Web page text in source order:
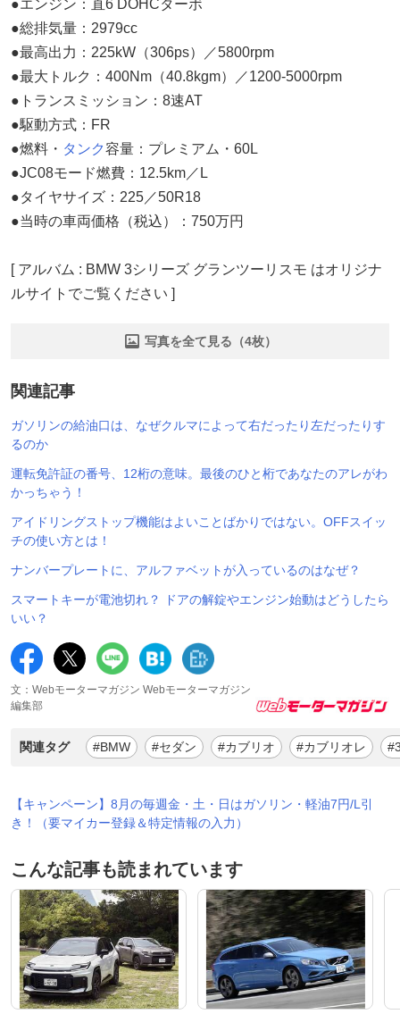
●エンジン：直6 DOHCターボ
●総排気量：2979cc
●最高出力：225kW（306ps）／5800rpm
●最大トルク：400Nm（40.8kgm）／1200-5000rpm
●トランスミッション：8速AT
●駆動方式：FR
●燃料・ タンク容量：プレミアム・60L
●JC08モード燃費：12.5km／L
●タイヤサイズ：225／50R18
●当時の車両価格（税込）：750万円
[ アルバム : BMW 3シリーズ グランツーリスモ はオリジナ
ルサイトでご覧ください ]
写真を全て見る（4枚）
関連記事
ガソリンの給油口は、なぜクルマによって右だったり左だったりす
るのか
運転免許証の番号、12桁の意味。最後のひと桁であなたのアレがわ
かっちゃう！
アイドリングストップ機能はよいことばかりではない。OFFスイッ
チの使い方とは！
ナンバープレートに、アルファベットが入っているのはなぜ？
スマートキーが電池切れ？ ドアの解錠やエンジン始動はどうしたら
いい？
文：Webモーターマガジン Webモーターマガジン
編集部
関連タグ #BMW #セダン #カブリオ #カブリオレ
【キャンペーン】8月の毎週金・土・日はガソリン・軽油7円/L引
き！（要マイカー登録＆特定情報の入力）
こんな記事も読まれています